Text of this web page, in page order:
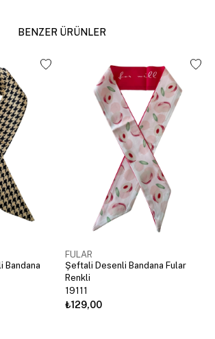
BENZER ÜRÜNLER
Bandana
FULAR
Şeftali Desenli Bandana Fular
Renkli
19111
₺129,00